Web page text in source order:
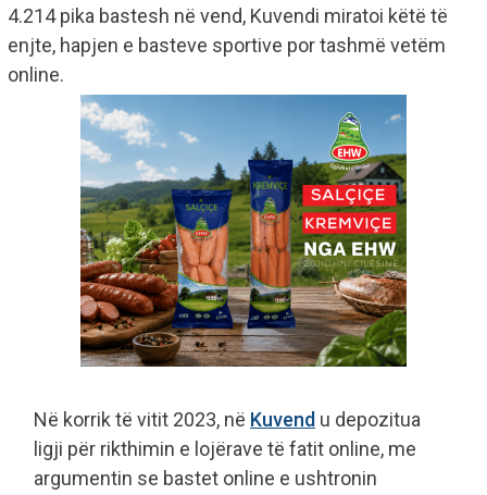
4.214 pika bastesh në vend, Kuvendi miratoi këtë të
enjte, hapjen e basteve sportive por tashmë vetëm
online.
Në korrik të vitit 2023, në Kuvend u depozitua
ligji për rikthimin e lojërave të fatit online, me
argumentin se bastet online e ushtronin